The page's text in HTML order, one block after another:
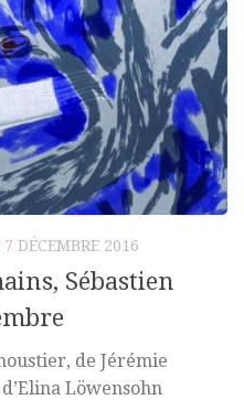
7 DÉCEMBRE 2016
Sébastien
de Jérémie
Löwensohn